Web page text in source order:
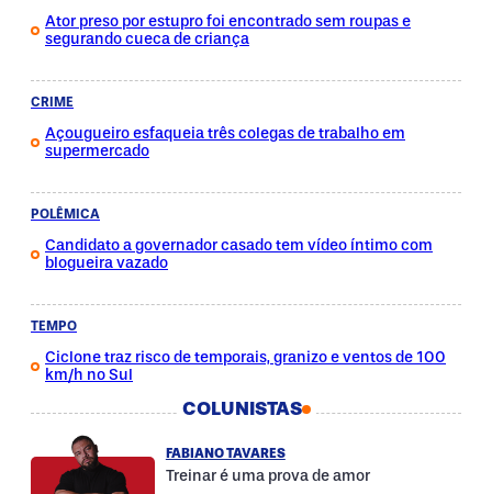
Ator preso por estupro foi encontrado sem roupas e
segurando cueca de criança
CRIME
Açougueiro esfaqueia três colegas de trabalho em
supermercado
POLÊMICA
Candidato a governador casado tem vídeo íntimo com
blogueira vazado
TEMPO
Ciclone traz risco de temporais, granizo e ventos de 100
km/h no Sul
COLUNISTAS
FABIANO TAVARES
Treinar é uma prova de amor